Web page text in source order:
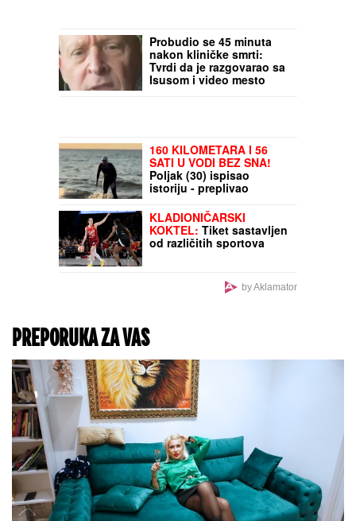
Za 30.000 evra prodaje se
kuća sa 33 ara placa: Uz
dom dobijate štalu,
podrum, bunar i veliko
abBivša učesnica "Elite"
otkrila i čimese bave
njeni naslednici - ovo je
prava ISTINA
Probudio se 45 minuta
nakon kliničke smrti:
Tvrdi da je razgovarao sa
Isusom i video mesto
koje nikada neće
zaboraviti!